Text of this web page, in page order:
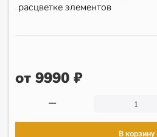
расцветке элементов
от 9990 ₽
—
В корзину